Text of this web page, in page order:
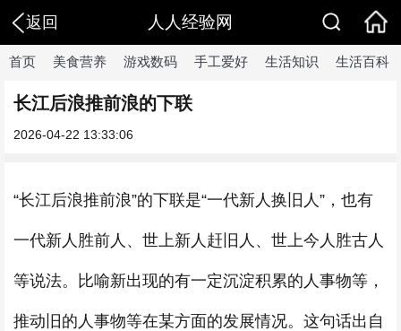
返回 人人经验网
首页 美食营养 游戏数码 手工爱好 生活知识 生活百科
长江后浪推前浪的下联
2026-04-22 13:33:06
“长江后浪推前浪”的下联是“一代新人换旧人”，也有
一代新人胜前人、世上新人赶旧人、世上今人胜古人
等说法。比喻新出现的有一定沉淀积累的人事物等，
推动旧的人事物等在某方面的发展情况。这句话出自